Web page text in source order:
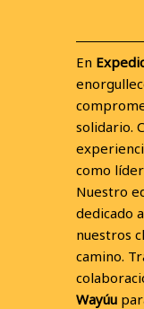
En
solidario.
como
Nuestro
dedicado
nuestros
camino.
Wayúu